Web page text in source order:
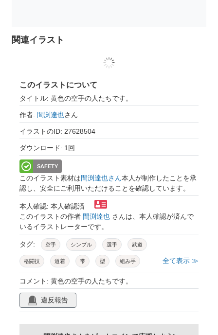
関連イラスト
このイラストについて
タイトル: 黄色の空手の人たちです。
作者: 間渕達也さん
イラストのID: 27628504
ダウンロード: 1回
SAFETY
このイラスト素材は間渕達也さん本人が制作したことを承
認し、安全にご利用いただけることを確認しています。
本人確認: 本人確認済
このイラストの作者 間渕達也 さんは、本人確認が済んで
いるイラストレーターです。
タグ: 空手 シンプル 選手 武道
格闘技 道着 帯 型 組み手
競技 スポーツ 遊び アスリート
クラブ 部活
アクティブ 男子 黄色 女子
全て表示 ≫
コメント: 黄色の空手の人たちです。
違反報告